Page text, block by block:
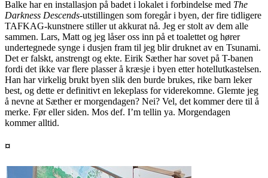
Balke har en installasjon på badet i lokalet i forbindelse med The
Darkness Descends-utstillingen som foregår i byen, der fire tidligere
TAFKAG-kunstnere stiller ut akkurat nå. Jeg er stolt av dem alle
sammen. Lars, Matt og jeg låser oss inn på et toalettet og hører
undertegnede synge i dusjen fram til jeg blir druknet av en Tsunami.
Det er falskt, anstrengt og ekte. Eirik Sæther har sovet på T-banen
fordi det ikke var flere plasser å kræsje i byen etter hotellutkastelsen.
Han har virkelig brukt byen slik den burde brukes, rike barn leker
best, og dette er definitivt en lekeplass for viderekomne. Glemte jeg
å nevne at Sæther er morgendagen? Nei? Vel, det kommer dere til å
merke. Før eller siden. Mos def. I’m tellin ya. Morgendagen
kommer alltid.
¤